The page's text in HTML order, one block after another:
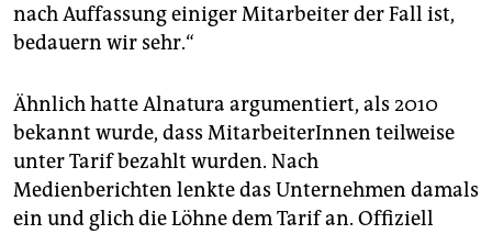
nach Auffassung einiger Mitarbeiter der Fall ist,
bedauern wir sehr.“
Ähnlich hatte Alnatura argumentiert, als 2010
bekannt wurde, dass MitarbeiterInnen teilweise
unter Tarif bezahlt wurden. Nach
Medienberichten lenkte das Unternehmen damals
ein und glich die Löhne dem Tarif an. Offiziell